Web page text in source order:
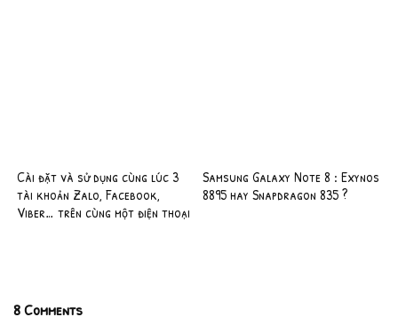
Cài đặt và sử dụng cùng lúc 3
tài khoản Zalo, Facebook,
Viber… trên cùng một điện thoại
Samsung Galaxy Note 8 : Exynos
8895 hay Snapdragon 835 ?
8 Comments